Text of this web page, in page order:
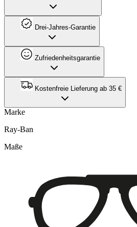
Drei-Jahres-Garantie
Zufriedenheitsgarantie
Kostenfreie Lieferung ab 35 €
Marke
Ray-Ban
Maße